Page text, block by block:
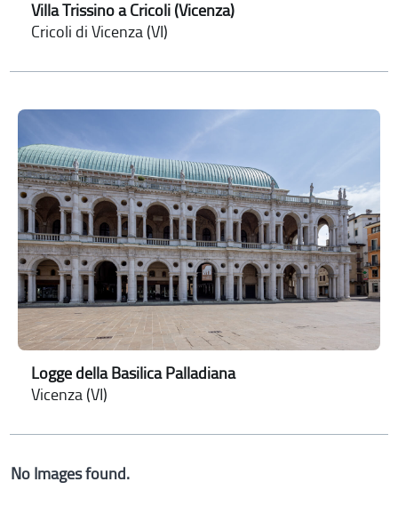
Villa Trissino a Cricoli (Vicenza)
Cricoli di Vicenza (VI)
Logge della Basilica Palladiana
Vicenza (VI)
No Images found.